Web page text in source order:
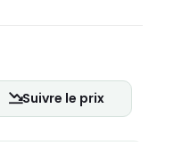
Suivre le prix